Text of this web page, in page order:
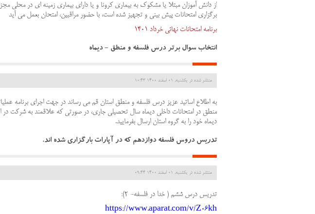
از دانش آموزان مبتلا یا مشکوک به بیماری کرونا و یا دارای بیماری زمینه ای در محلی
برگزاری امتحانات پیش بینی و تجهیز شده است، با حضور مراقبین، امتحان بعمل می آید
برنامه امتحانات نهائی خرداد 1401
انتخاب سوال برتر درس فلسفه و منطق - دیماه
منتشر شده در یکشنبه, 01 اسفند 1400 10:43
به اطلاع اساتید عزیز درس فلسفه و منطق استان قم می رساند در جهت اجرای برنامه
دیماه خود را به گروه استان ارسال بفرمایید.
تدریس دروس فلسفه دوازدهم که در آپارات بارگزاری شده اند.
منتشر شده در یکشنبه, 01 اسفند 1400 09:44
تدریس درس ششم ( خدا در فلسفه- 2):
https://www.aparat.com/v/Z06kh